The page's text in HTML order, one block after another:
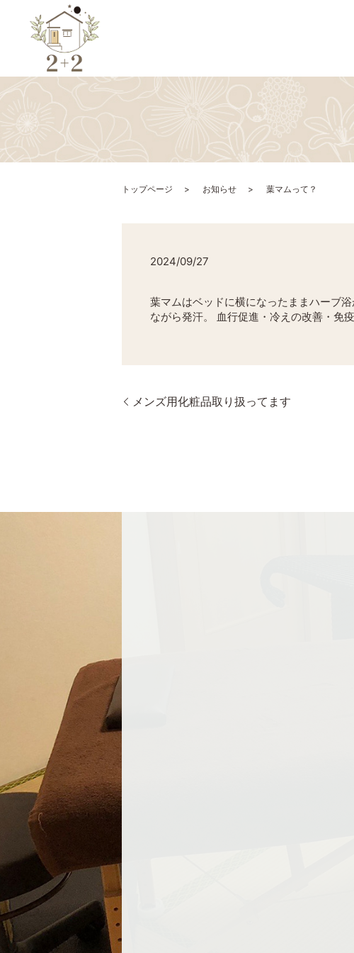
トップページ お知らせ 葉マムって？
2024/09/27
葉マムはベッドに横になったままハーブ
ながら発汗。 血行促進・冷えの改善・免
メンズ用化粧品取り扱ってます